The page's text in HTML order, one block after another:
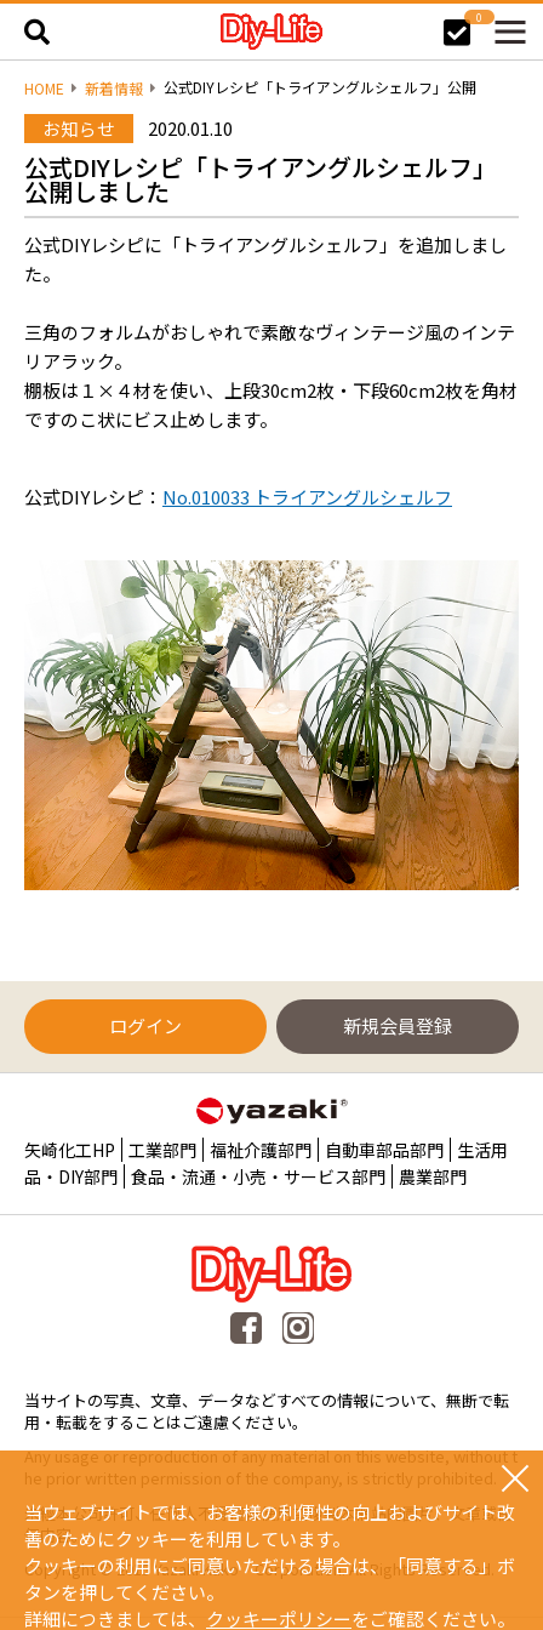
0
HOME 新着情報 公式DIYレシピ「トライアングルシェルフ」公開
お知らせ 2020.01.10
公式DIYレシピ「トライアングルシェルフ」
公開しました
公式DIYレシピに「トライアングルシェルフ」を追加しまし
た。
三角のフォルムがおしゃれで素敵なヴィンテージ風のインテ
リアラック。
棚板は１×４材を使い、上段30cm2枚・下段60cm2枚を角材
ですのこ状にビス止めします。
公式DIYレシピ： No.010033 トライアングルシェルフ
ログイン 新規会員登録
矢崎化工HP 工業部門 福祉介護部門 自動車部品部門 生活用
品・DIY部門 食品・流通・小売・サービス部門 農業部門
当サイトの写真、文章、データなどすべての情報について、無断で転
用・転載をすることはご遠慮ください。
Any usage or reproduction of any material on this website, without t
he prior written permission of the company, is strictly prohibited.
未經本公司許可、任何人不得擅自使用或複製本網站的圖片、文章或任
何内容。
Copyright © 2015 Yazaki Kako Corporation. All Rights Reserved.
当ウェブサイトでは、お客様の利便性の向上およびサイト改
善のためにクッキーを利用しています。
クッキーの利用にご同意いただける場合は、「同意する」ボ
タンを押してください。
詳細につきましては、 クッキーポリシーをご確認ください。